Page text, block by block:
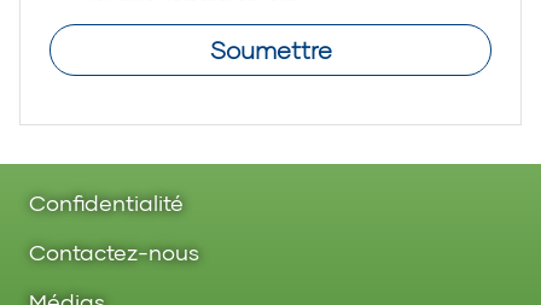
Soumettre
Confidentialité
Contactez-nous